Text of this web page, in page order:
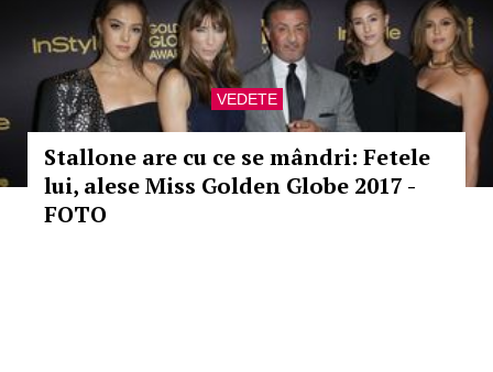
VEDETE
Stallone are cu ce se mândri: Fetele
lui, alese Miss Golden Globe 2017 -
FOTO